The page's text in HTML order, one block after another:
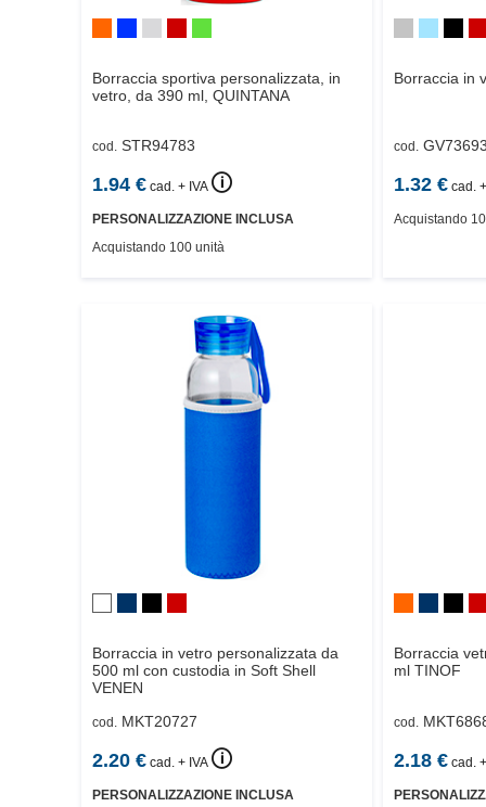
Borraccia sportiva personalizzata, in
vetro, da 390 ml, QUINTANA
cod. STR94783
1.94 € cad. + IVA 🛈
PERSONALIZZAZIONE INCLUSA
Acquistando 100 unità
Borraccia in
cod.
1.32€ cad.
Acquistando
Borraccia in vetro personalizzata da
500 ml con custodia in Soft Shell
VENEN
cod. MKT20727
2.20 € cad. + IVA 🛈
PERSONALIZZAZIONE INCLUSA
Borraccia
ml TINOF
cod.
2.18€ cad.